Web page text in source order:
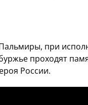
при
проходят
России.